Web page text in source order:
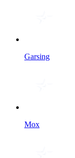
Garsing
Мох